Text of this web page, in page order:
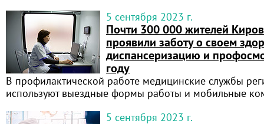
5 сентября 2023 г.
Почти 300 000 жителей
проявили заботу о своем
диспансеризацию и
году
В профилактической работе медицинские службы
используют выездные формы работы и мобильные
5 сентября 2023 г.